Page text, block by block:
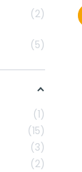
2
5
1
15
3
2